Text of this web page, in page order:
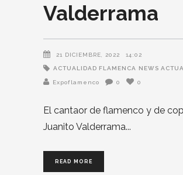
Valderrama
21 DICIEMBRE, 2022 14:02
ACTUALIDAD FLAMENCA NEWS
Expoflamenco 0 0
El cantaor de flamenco y de
Juanito Valderrama
READ MORE